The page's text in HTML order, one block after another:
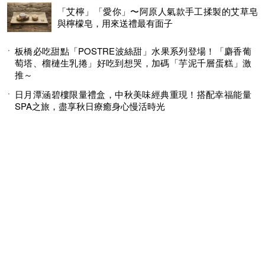
「艾檸」「愛你」〜阿原人氣款手工揉製的艾草皂
與檸檬皂，用來送禮最有面子
板橋必吃甜點「POSTRE波絲甜」水果系列登場！「麝香葡
萄塔、榴槤生乳捲」好吃到想哭，加碼「芋泥千層蛋糕」激
推～
日月潭涵碧樓限量禮盒，中秋美味經典重現！搭配幸福能量
SPA之旅，盡享秋日療癒身心慢活時光